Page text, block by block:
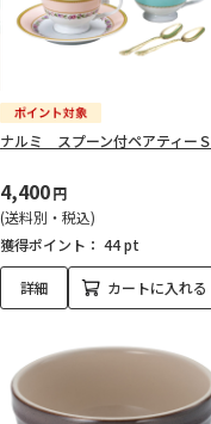
ナルミ スプーン付ペアティーＳ
4,400円
(送料別・税込)
獲得ポイント： 44 pt
詳細 カートに入れる